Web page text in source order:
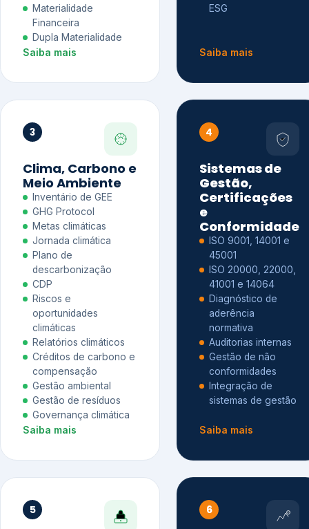
Materialidade
Financeira
Dupla Materialidade
Saiba mais
ESG
Saiba mais
3
Clima, Carbono e
Meio Ambiente
Inventário de GEE
GHG Protocol
Metas climáticas
Jornada climática
Plano de
descarbonização
CDP
Riscos e
oportunidades
climáticas
Relatórios climáticos
Créditos de carbono e
compensação
Gestão ambiental
Gestão de resíduos
Governança climática
Saiba mais
4
Sistemas de
Gestão,
Certificações
e
Conformidade
ISO 9001, 14001 e
45001
ISO 20000, 22000,
41001 e 14064
Diagnóstico de
aderência
normativa
Auditorias internas
Gestão de não
conformidades
Integração de
sistemas de gestão
Saiba mais
5 6